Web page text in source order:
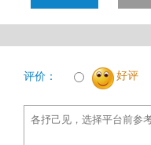
评价： 好评